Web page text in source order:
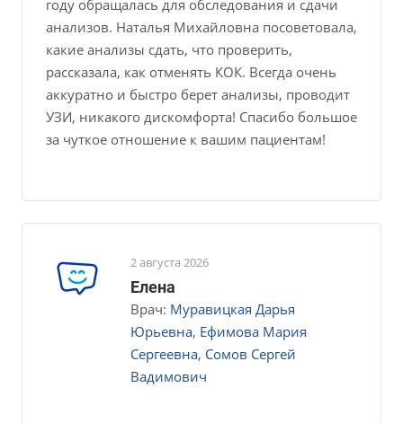
году обращалась для обследования и сдачи
анализов​. Наталья Михайловна посоветовала,
какие анализы сдать, что проверить,
рассказала, как отменять КОК. Всегда очень
аккуратно и быстро берет анализы, проводит
УЗИ​, никакого дискомфорта! Спасибо большое
за чуткое отношение к вашим пациентам!
2 августа 2026
Елена
Врач: Муравицкая Дарья
Юрьевна, Ефимова Мария
Сергеевна, Сомов Сергей
Вадимович